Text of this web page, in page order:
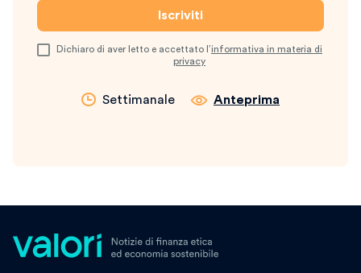
Dichiaro di aver letto e accettato l’informativa in materia di
privacy
Settimanale Anteprima